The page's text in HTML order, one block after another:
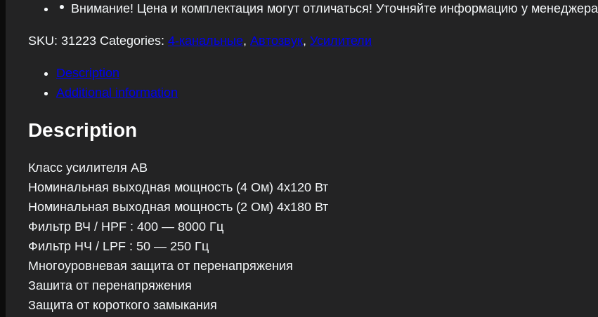
Внимание! Цена и комплектация могут отличаться! Уточняйте информацию у менеджера
SKU: 31223 Categories: 4-канальные, Автозвук, Усилители
Description
Additional information
Description
Класс усилителя АВ
Номинальная выходная мощность (4 Ом) 4х120 Вт
Номинальная выходная мощность (2 Ом) 4х180 Вт
Фильтр ВЧ / HPF : 400 — 8000 Гц
Фильтр НЧ / LPF : 50 — 250 Гц
Многоуровневая защита от перенапряжения
Зашита от перенапряжения
Защита от короткого замыкания